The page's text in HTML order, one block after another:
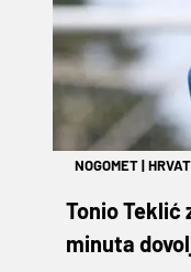
NOGOMET|
Tonio Teklić